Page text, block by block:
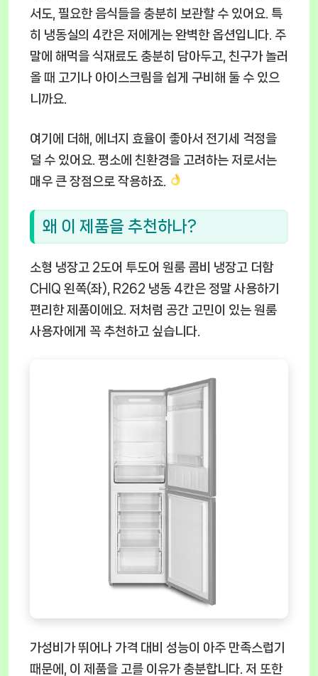
서도, 필요한 음식들을 충분히 보관할 수 있어요. 특
히 냉동실의 4칸은 저에게는 완벽한 옵션입니다. 주
말에 해먹을 식재료도 충분히 담아두고, 친구가 놀러
올 때 고기나 아이스크림을 쉽게 구비해 둘 수 있으
니까요.
여기에 더해, 에너지 효율이 좋아서 전기세 걱정을
덜 수 있어요. 평소에 친환경을 고려하는 저로서는
매우 큰 장점으로 작용하죠.
왜 이 제품을 추천하나?
소형 냉장고 2도어 투도어 원룸 콤비 냉장고 더함
CHIQ 왼쪽(좌), R262 냉동 4칸은 정말 사용하기
편리한 제품이에요. 저처럼 공간 고민이 있는 원룸
사용자에게 꼭 추천하고 싶습니다.
가성비가 뛰어나 가격 대비 성능이 아주 만족스럽기
때문에, 이 제품을 고를 이유가 충분합니다. 저 또한